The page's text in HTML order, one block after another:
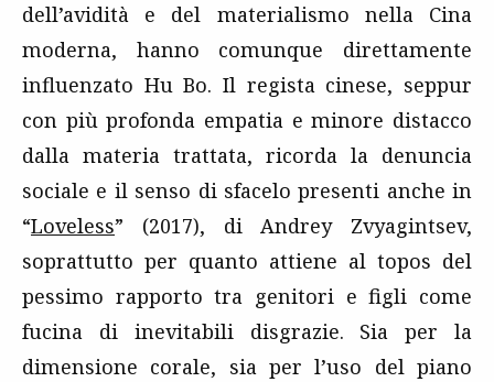
dell’avidità e del materialismo nella Cina
moderna, hanno comunque direttamente
influenzato Hu Bo. Il regista cinese, seppur
con più profonda empatia e minore distacco
dalla materia trattata, ricorda la denuncia
sociale e il senso di sfacelo presenti anche in
“Loveless” (2017), di Andrey Zvyagintsev,
soprattutto per quanto attiene al topos del
pessimo rapporto tra genitori e figli come
fucina di inevitabili disgrazie. Sia per la
dimensione corale, sia per l’uso del piano